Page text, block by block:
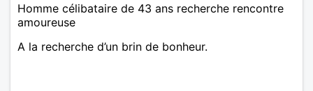
Homme célibataire de 43 ans recherche rencontre
amoureuse
A la recherche d’un brin de bonheur.